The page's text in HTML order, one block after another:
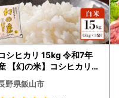
シヒカリ 15kg 令和7年
【幻の米】コシヒカリ
長野県 飯山市 7-75A
野県飯山市